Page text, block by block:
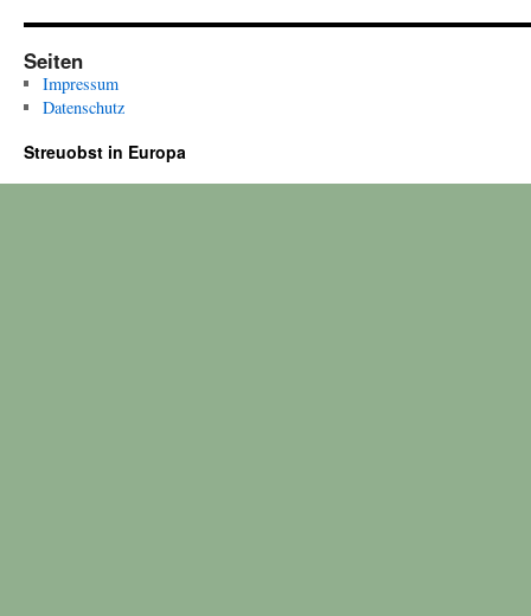
Seiten
Impressum
Datenschutz
Streuobst in Europa